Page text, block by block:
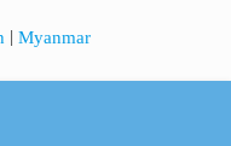
|Myanmar